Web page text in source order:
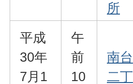
所
平成
30年
7月1
午
前
10
南台
二丁